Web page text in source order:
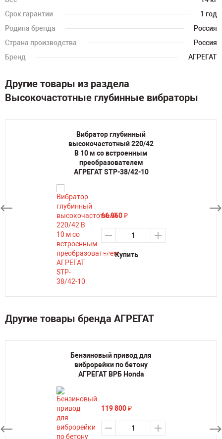
Срок гарантии
1 год
Родина бренда
Россия
Страна производства
Россия
Бренд
АГРЕГАТ
Другие товары из раздела
Высокочастотные глубинные вибраторы
Вибратор глубинный
высокочастотный 220/42
В 10 м со встроенным
преобразователем
АГРЕГАТ STP-38/42-10
66 960₽
Купить
Другие товары бренда АГРЕГАТ
Бензиновый привод для
виброрейки по бетону
АГРЕГАТ ВРБ Honda
119 800₽